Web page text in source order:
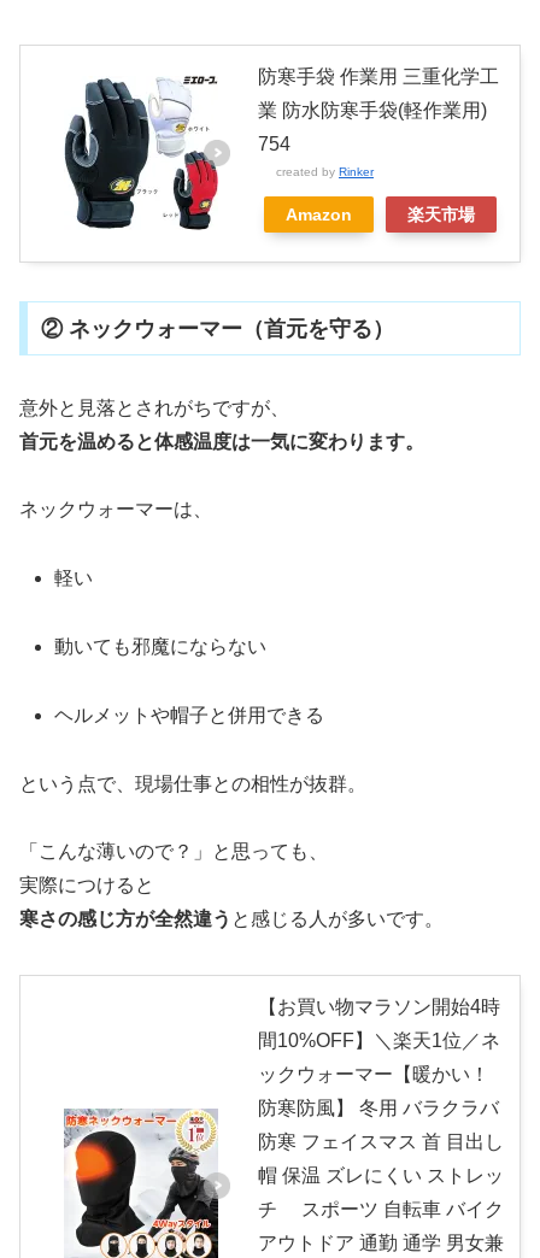
防寒手袋 作業用 三重化学工
業 防水防寒手袋(軽作業用)
754
created by Rinker
Amazon 楽天市場
② ネックウォーマー（首元を守る）
意外と見落とされがちですが、
首元を温めると体感温度は一気に変わります。
ネックウォーマーは、
軽い
動いても邪魔にならない
ヘルメットや帽子と併用できる
という点で、現場仕事との相性が抜群。
「こんな薄いので？」と思っても、
実際につけると
寒さの感じ方が全然違う と感じる人が多いです。
【お買い物マラソン開始4時
間10%OFF】＼楽天1位／ネ
ックウォーマー【暖かい！
防寒防風】 冬用 バラクラバ
防寒 フェイスマス 首 目出し
帽 保温 ズレにくい ストレッ
チ スポーツ 自転車 バイク
アウトドア 通勤 通学 男女兼